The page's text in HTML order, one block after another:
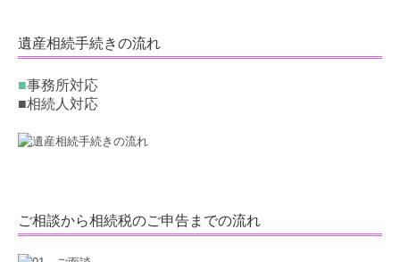
遺産相続手続きの流れ
■事務所対応
■相続人対応
ご相談から相続税のご申告までの流れ